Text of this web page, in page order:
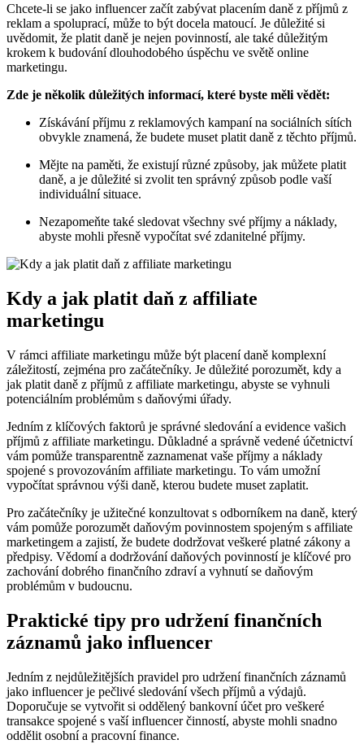
Chcete-li se jako influencer začít zabývat placením daně z příjmů z
reklam a spoluprací, může to být docela matoucí. Je důležité si
uvědomit, že platit daně je nejen povinností, ale také důležitým
krokem k budování dlouhodobého úspěchu ve světě online
marketingu.
Zde je několik důležitých informací, které byste měli vědět:
Získávání příjmu z reklamových kampaní na sociálních sítích
obvykle znamená, že budete muset platit daně z těchto příjmů.
Mějte na paměti, že existují různé způsoby, jak můžete platit
daně, a je důležité si zvolit ten správný způsob podle vaší
individuální situace.
Nezapomeňte také sledovat všechny své příjmy a náklady,
abyste mohli přesně vypočítat své zdanitelné příjmy.
Kdy a jak platit daň z affiliate
marketingu
V rámci affiliate marketingu může být placení daně komplexní
záležitostí, zejména pro začátečníky. Je důležité porozumět, kdy a
jak platit daně z příjmů z affiliate marketingu, abyste se vyhnuli
potenciálním problémům s daňovými úřady.
Jedním z klíčových faktorů je správné sledování a evidence vašich
příjmů z affiliate marketingu. Důkladné a správně vedené účetnictví
vám pomůže transparentně zaznamenat vaše příjmy a náklady
spojené s provozováním affiliate marketingu. To vám umožní
vypočítat správnou výši daně, kterou budete muset zaplatit.
Pro začátečníky je užitečné konzultovat s odborníkem na daně, který
vám pomůže porozumět daňovým povinnostem spojeným s affiliate
marketingem a zajistí, že budete dodržovat veškeré platné zákony a
předpisy. Vědomí a dodržování daňových povinností je klíčové pro
zachování dobrého finančního zdraví a vyhnutí se daňovým
problémům v budoucnu.
Praktické tipy pro udržení finančních
záznamů jako influencer
Jedním z nejdůležitějších pravidel pro udržení finančních záznamů
jako influencer je pečlivé sledování všech příjmů a výdajů.
Doporučuje se vytvořit si oddělený bankovní účet pro veškeré
transakce spojené s vaší influencer činností, abyste mohli snadno
oddělit osobní a pracovní finance.